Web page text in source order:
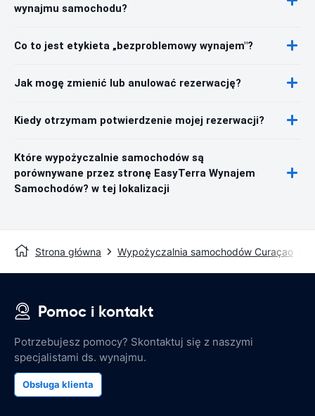
wynajmu samochodu?
Co to jest etykieta „bezproblemowy wynajem"?
Jak mogę zmienić lub anulować rezerwację?
Kiedy otrzymam potwierdzenie mojej rezerwacji?
Które wypożyczalnie samochodów są
porównywane przez stronę EasyTerra Wynajem
Samochodów? w tej lokalizacji
Strona główna Wypożyczalnia samochodów Curaçao
Pomoc i kontakt
Potrzebujesz pomocy? Skontaktuj się z naszymi
specjalistami ds. wynajmu.
Obsługa klienta